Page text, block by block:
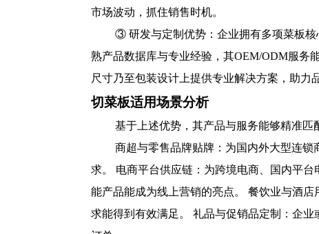
市场波动，抓住销售时机。
③ 研发与定制优势：企业拥有多项菜板
熟产品数据库与专业经验，其OEM/ODM服务
尺寸乃至包装设计上提供专业解决方案，助力
切菜板适用场景分析
基于上述优势，其产品与服务能够精准匹
商超与零售品牌贴牌：为国内外大型连
求。 电商平台供应链：为跨境电商、国内平
能产品能成为线上营销的亮点。 餐饮业与酒
求能得到有效满足。 礼品与促销品定制：企